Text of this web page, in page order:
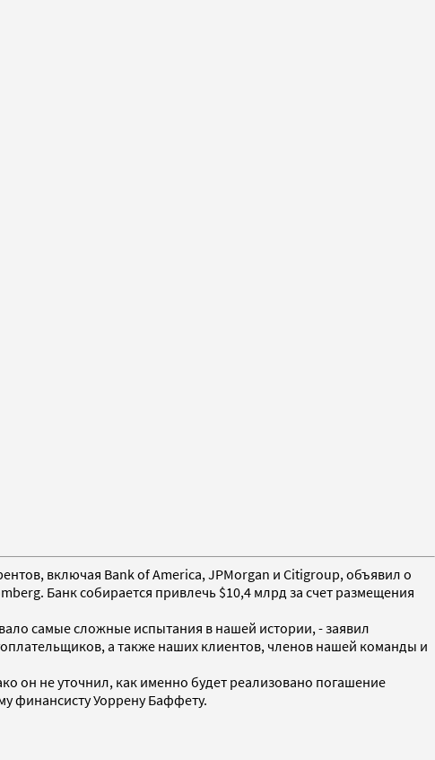
включая Bank of America, JPMorgan и Citigroup, объявил о
Банк собирается привлечь $10,4 млрд за счет размещения
самые сложные испытания в нашей истории, - заявил
а также наших клиентов, членов нашей команды и
он не уточнил, как именно будет реализовано погашение
финансисту Уоррену Баффету.